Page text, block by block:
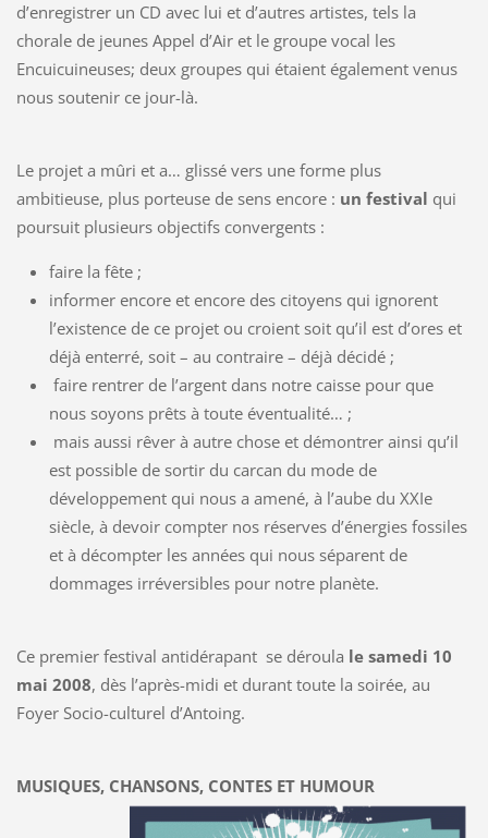
d’enregistrer un CD avec lui et d’autres artistes, tels la
chorale de jeunes Appel d’Air et le groupe vocal les
Encuicuineuses; deux groupes qui étaient également venus
nous soutenir ce jour-là.
Le projet a mûri et a… glissé vers une forme plus
ambitieuse, plus porteuse de sens encore : un festival qui
poursuit plusieurs objectifs convergents :
faire la fête ;
informer encore et encore des citoyens qui ignorent
l’existence de ce projet ou croient soit qu’il est d’ores et
déjà enterré, soit – au contraire – déjà décidé ;
faire rentrer de l’argent dans notre caisse pour que
nous soyons prêts à toute éventualité… ;
mais aussi rêver à autre chose et démontrer ainsi qu’il
est possible de sortir du carcan du mode de
développement qui nous a amené, à l’aube du XXIe
siècle, à devoir compter nos réserves d’énergies fossiles
et à décompter les années qui nous séparent de
dommages irréversibles pour notre planète.
Ce premier festival antidérapant se déroula le samedi 10
mai 2008, dès l’après-midi et durant toute la soirée, au
Foyer Socio-culturel d’Antoing.
MUSIQUES, CHANSONS, CONTES ET HUMOUR